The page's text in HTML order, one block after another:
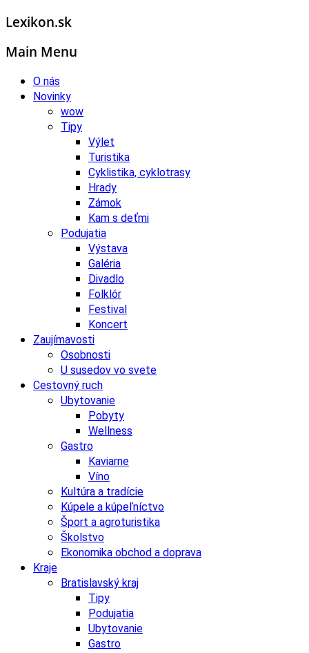
Lexikon.sk
Main Menu
O nás
Novinky
wow
Tipy
Výlet
Turistika
Cyklistika, cyklotrasy
Hrady
Zámok
Kam s deťmi
Podujatia
Výstava
Galéria
Divadlo
Folklór
Festival
Koncert
Zaujímavosti
Osobnosti
U susedov vo svete
Cestovný ruch
Ubytovanie
Pobyty
Wellness
Gastro
Kaviarne
Víno
Kultúra a tradície
Kúpele a kúpeľníctvo
Šport a agroturistika
Školstvo
Ekonomika obchod a doprava
Kraje
Bratislavský kraj
Tipy
Podujatia
Ubytovanie
Gastro